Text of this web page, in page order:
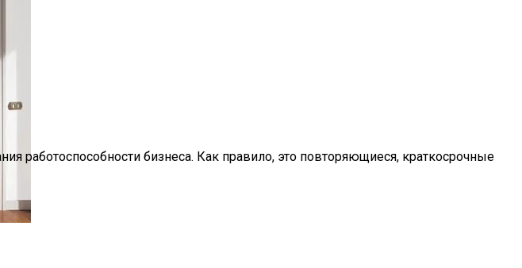
работоспособности бизнеса. Как правило, это повторяющиеся, краткосрочные